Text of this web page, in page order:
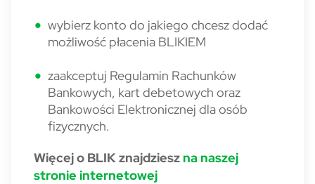
wybierz konto do jakiego chcesz dodać
możliwość płacenia BLIKIEM
zaakceptuj Regulamin Rachunków
Bankowych, kart debetowych oraz
Bankowości Elektronicznej dla osób
fizycznych.
Więcej o BLIK znajdziesz na naszej
stronie internetowej